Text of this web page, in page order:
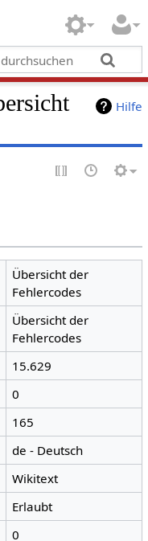
Hilfe
Übersicht der
Fehlercodes
Übersicht der
Fehlercodes
15.629
0
165
de - Deutsch
Wikitext
Erlaubt
0